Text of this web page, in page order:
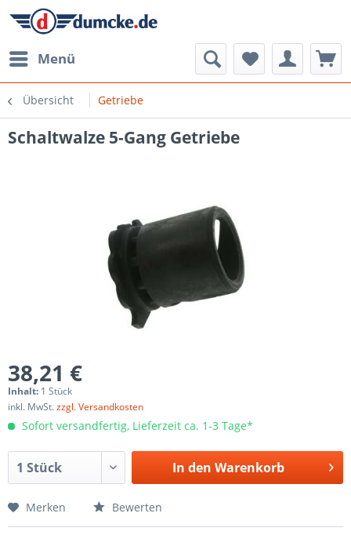
Menü
Übersicht Getriebe
Schaltwalze 5-Gang Getriebe
38,21 €
Inhalt: 1 Stück
inkl. MwSt.zzgl. Versandkosten
Sofort versandfertig, Lieferzeit ca. 1-3 Tage*
In den Warenkorb
Merken Bewerten